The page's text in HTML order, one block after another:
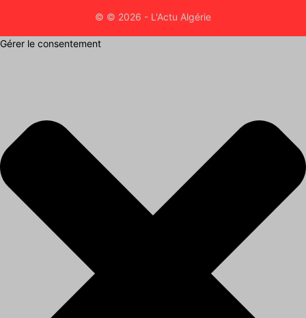
© © 2026 - L'Actu Algérie
Gérer le consentement